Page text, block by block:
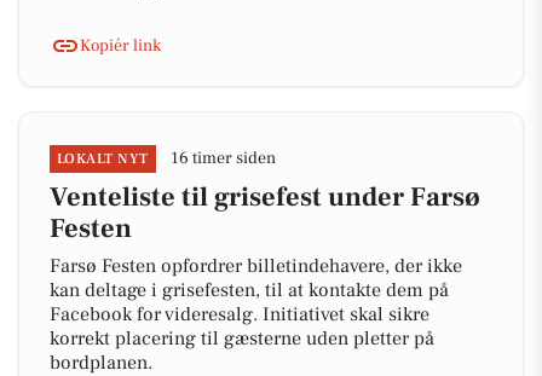
Kopiér link
LOKALT NYT 16 timer siden
Venteliste til grisefest under Farsø
Festen
Farsø Festen opfordrer billetindehavere, der ikke
kan deltage i grisefesten, til at kontakte dem på
Facebook for videresalg. Initiativet skal sikre
korrekt placering til gæsterne uden pletter på
bordplanen.